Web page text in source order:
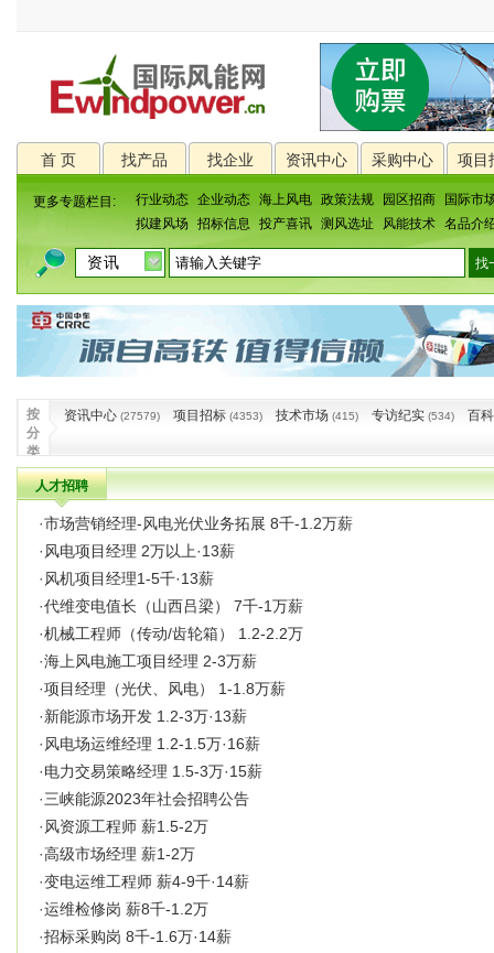
首 页 找产品 找企业 资讯中心 采购中心 项目
更多专题栏目: 行业动态 企业动态 海上风电 政策法规 园区招商
国际市
拟建风场
招标信息 投产喜讯 测风选址 风能技术 名品介
按
分
类
资讯中心 (27579) 项目招标 (4353) 技术市场 (415) 专访纪实 (534) 百
人才招聘
·市场营销经理-风电光伏业务拓展 8千-1.2万薪
· 风电项目经理 2万以上·13薪
· 风机项目经理1-5千·13薪
·代维变电值长（山西吕梁） 7千-1万薪
·机械工程师（传动/齿轮箱） 1.2-2.2万
·海上风电施工项目经理 2-3万薪
·项目经理（光伏、风电） 1-1.8万薪
·新能源市场开发 1.2-3万·13薪
· 风电场运维经理 1.2-1.5万·16薪
·电力交易策略经理 1.5-3万·15薪
·三峡能源2023年社会招聘公告
· 风资源工程师 薪1.5-2万
·高级市场经理 薪1-2万
·变电运维工程师 薪4-9千·14薪
·运维检修岗 薪8千-1.2万
·招标采购岗 8千-1.6万·14薪